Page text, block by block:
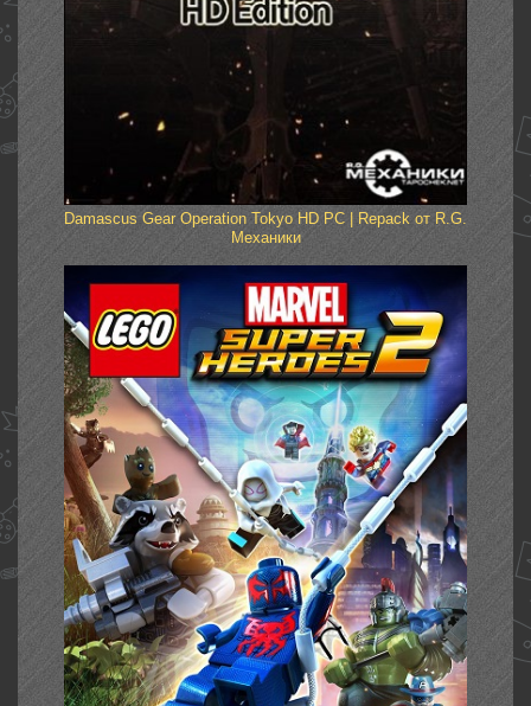
Damascus Gear Operation Tokyo HD PC | Repack от R.G.
Механики